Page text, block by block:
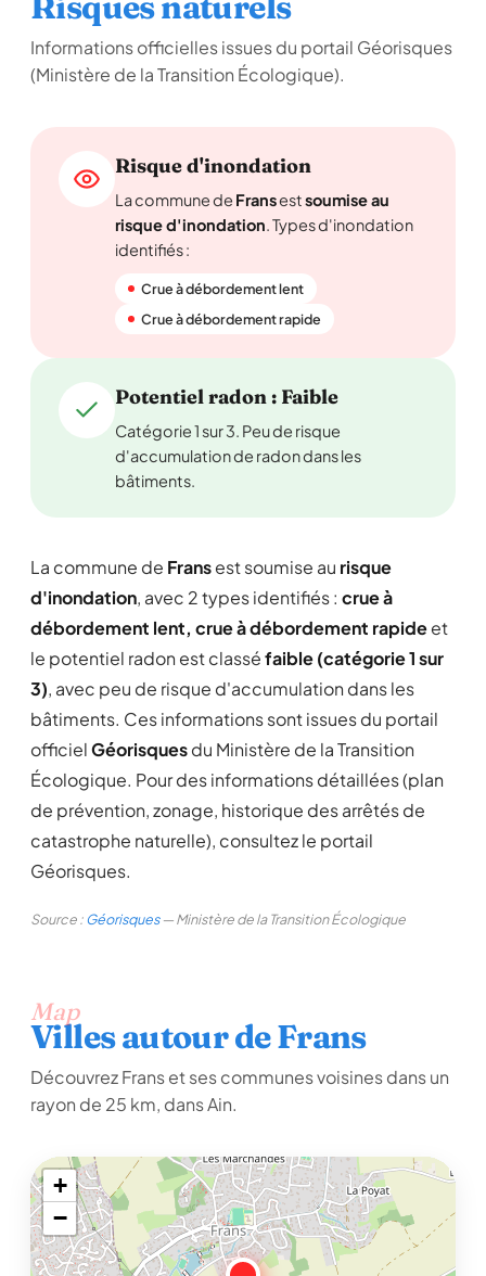
Informations officielles issues du portail Géorisques
(Ministère de la Transition Écologique).
Risque d'inondation
La commune de Fransestsoumise au
risque d'inondation. Types d'inondation
identifiés :
Crue à débordement lent
Crue à débordement rapide
Potentiel radon : Faible
Catégorie 1 sur 3. Peu de risque
d'accumulation de radon dans les
bâtiments.
La commune de Fransest soumise au risque
d'inondation, avec 2 types identifiés : crue à
débordement lent, crue à débordement rapideet
le potentiel radon est classéfaible (catégorie 1 sur
3), avec peu de risque d'accumulation dans les
bâtiments. Ces informations sont issues du portail
officielGéorisquesdu Ministère de la Transition
Écologique. Pour des informations détaillées (plan
de prévention, zonage, historique des arrêtés de
catastrophe naturelle), consultez le portail
Géorisques.
Source :Géorisques— Ministère de la Transition Écologique
Map
Villes autour de Frans
Découvrez Frans et ses communes voisines dans un
rayon de 25 km, dans Ain.
+
−